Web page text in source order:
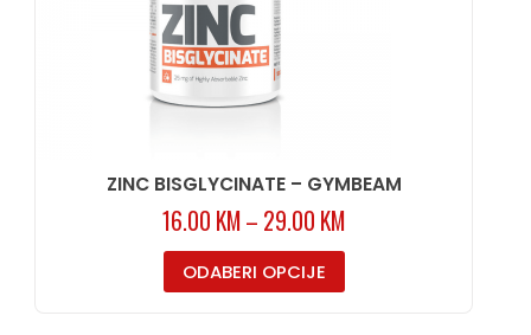
ZINC BISGLYCINATE – GYMBEAM
16.00 KM – 29.00 KM
ODABERI OPCIJE